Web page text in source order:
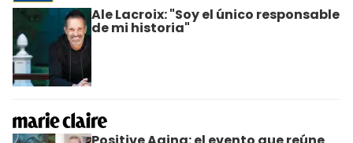
Ale Lacroix: "Soy el único responsable
de mi historia"